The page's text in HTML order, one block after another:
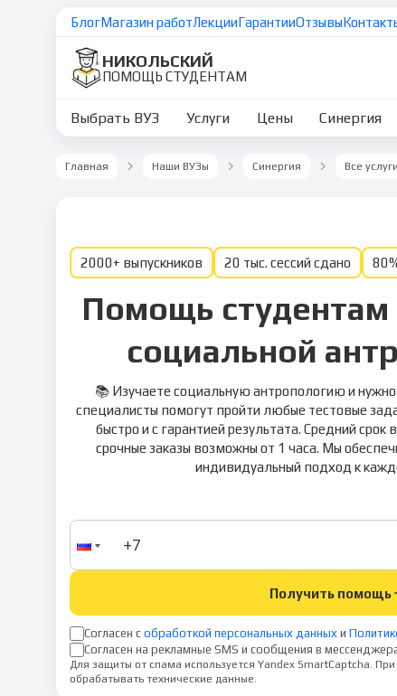
БлогМагазин работЛекцииГарантииОтзывы
НИКОЛЬСКИЙ
ПОМОЩЬ СТУДЕНТАМ
Выбрать ВУЗ Услуги Цены Синергия
Главная Наши ВУЗы Синергия Все услуги
2000+ выпускников 20 тыс. сессий сдано
Помощь студентам
социальной
📚 Изучаете социальную антропологию и
специалисты помогут пройти любые тестовые
быстро и с гарантией результата. Средний
срочные заказы возможны от 1 часа. Мы
индивидуальный подход к
Получить помощь
Согласен с обработкой персональных данных и
Согласен на рекламные SMS и сообщения в
Для защиты от спама используется Yandex SmartCaptcha.
обрабатывать технические данные.